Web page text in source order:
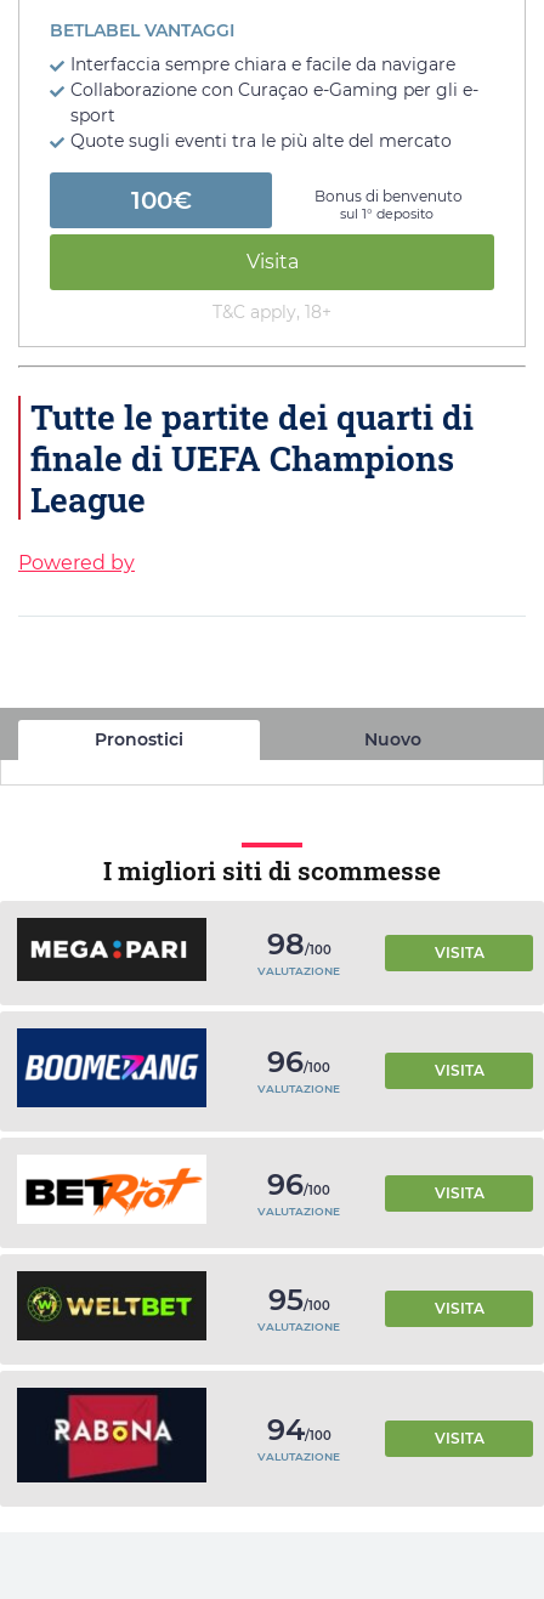
BETLABEL VANTAGGI
Interfaccia sempre chiara e facile da navigare
Collaborazione con Curaçao e-Gaming per gli e-
sport
Quote sugli eventi tra le più alte del mercato
100€ Bonus di benvenuto
sul 1° deposito
Visita
T&C apply, 18+
Tutte le partite dei quarti di
finale di UEFA Champions
League
Powered by
Pronostici Nuovo
I migliori siti di scommesse
98/100
VALUTAZIONE
VISITA
96/100
VALUTAZIONE
VISITA
96/100
VALUTAZIONE
VISITA
95/100
VALUTAZIONE
VISITA
94/100
VALUTAZIONE
VISITA